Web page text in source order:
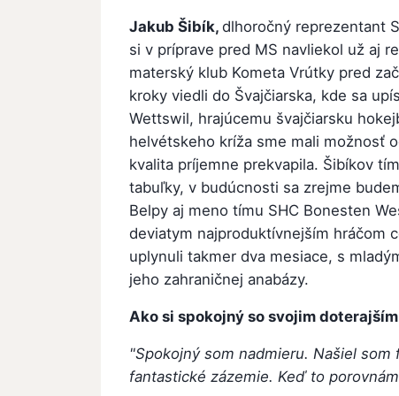
Jakub Šibík, dlhoročný reprezentant
si v príprave pred MS navliekol už aj
materský klub Kometa Vrútky pred
kroky viedli do Švajčiarska, kde sa
Wettswil, hrajúcemu švajčiarsku
helvétskeho kríža sme mali možnosť
kvalita príjemne prekvapila. Šibíkov
tabuľky, v budúcnosti sa zrejme
Belpy aj meno tímu SHC Bonesten
deviatym najproduktívnejším hráčom
uplynuli takmer dva mesiace, s
jeho zahraničnej anabázy.
Ako si spokojný so svojim
"Spokojný som nadmieru. Našiel
fantastické zázemie. Keď to